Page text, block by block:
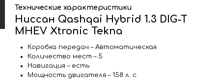
Технические характеристики
Ниссан Qashqai Hybrid 1.3 DIG-T
MHEV Xtronic Tekna
Коробка передач – Автоматическая
Количество мест – 5
Навигация – есть
Мощность двигателя – 158 л. с.